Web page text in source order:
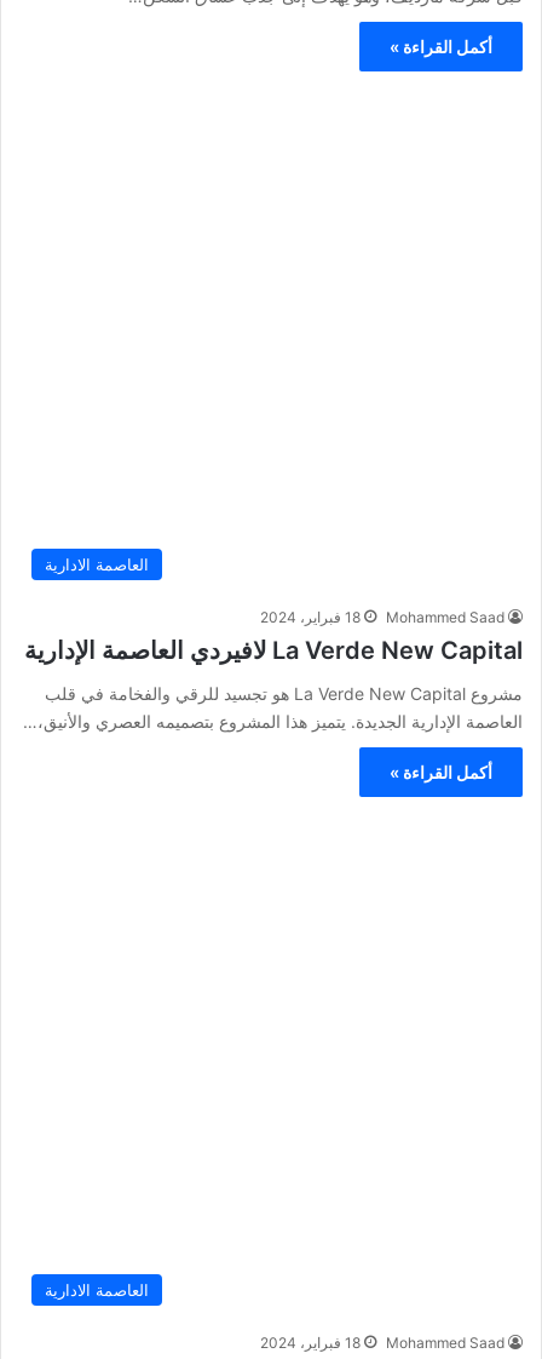
أكمل القراءة »
العاصمة الادارية
Mohammed Saad 18 فبراير، 2024
La Verde New Capital لافيردي العاصمة الإدارية
مشروع La Verde New Capital هو تجسيد للرقي والفخامة في قلب
العاصمة الإدارية الجديدة. يتميز هذا المشروع بتصميمه العصري والأنيق،…
أكمل القراءة »
العاصمة الادارية
Mohammed Saad 18 فبراير، 2024